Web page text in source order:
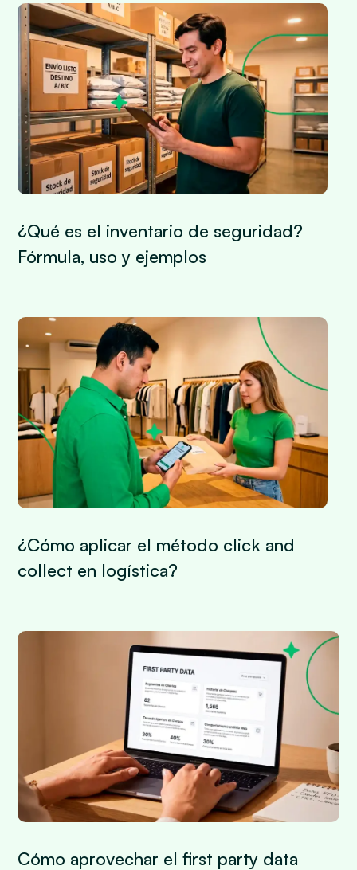
¿Qué es el inventario de seguridad?
Fórmula, uso y ejemplos
¿Cómo aplicar el método click and
collect en logística?
Cómo aprovechar el first party data